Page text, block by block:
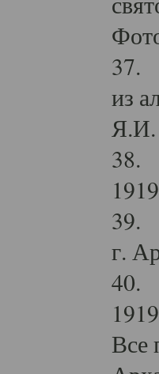
37.
из
Я.И.
38.
39.
г.
40.
Все